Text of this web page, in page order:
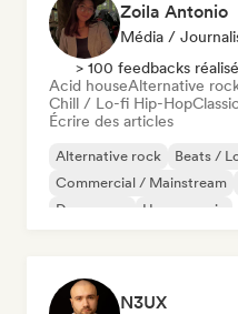
Zoila Antonio
Média /
> 100 feedbacks
Acid houseAlternative
Chill / Lo-fi Hip-Hop
Écrire des articles
Alternative rock Beats /
Commercial / Mainstream
Dream pop
House music
N3UX